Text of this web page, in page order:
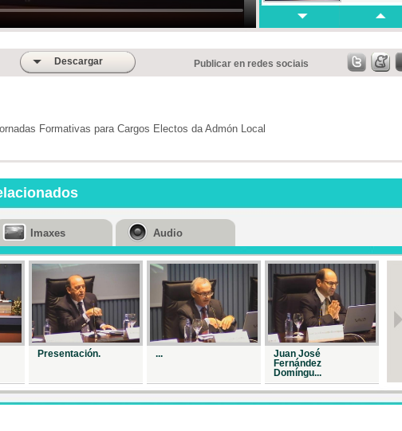
Repr. 42780
Descargar Publicar en redes sociais
Formativas para Cargos Electos da Admón Local
Presentación. ...
Juan José
Fernández
Domíngu...
Imaxes Audio